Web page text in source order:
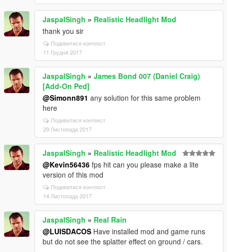
JaspalSingh » Realistic Headlight Mod
thank you sir
Подивитися контекст
11 Грудня 2017
JaspalSingh » James Bond 007 (Daniel Craig)
[Add-On Ped]
@Simonn891 any solution for this same problem
here
Подивитися контекст
29 Листопада 2017
JaspalSingh » Realistic Headlight Mod
@Kevin56436 fps hit can you please make a lite
version of this mod
Подивитися контекст
14 Листопада 2017
JaspalSingh » Real Rain
@LUISDACOS Have installed mod and game runs
but do not see the splatter effect on ground / cars.